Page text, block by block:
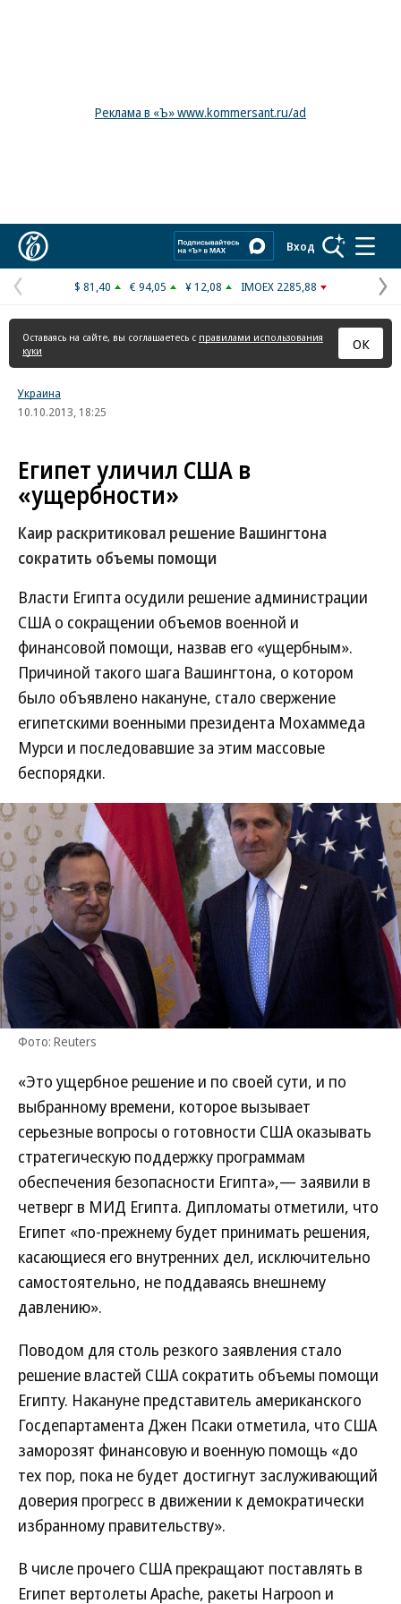
Реклама в «Ъ» www.kommersant.ru/ad
Вход
Предыдущая
страница
$ 81,40 € 94,05 ¥ 12,08 IMOEX 2285,88
Оставаясь на сайте, вы соглашаетесь с правилами использования
куки
ОК
Украина
10.10.2013, 18:25
Египет уличил США в
«ущербности»
Каир раскритиковал решение Вашингтона
сократить объемы помощи
Власти Египта осудили решение администрации
США о сокращении объемов военной и
финансовой помощи, назвав его «ущербным».
Причиной такого шага Вашингтона, о котором
было объявлено накануне, стало свержение
египетскими военными президента Мохаммеда
Мурси и последовавшие за этим массовые
беспорядки.
Фото: Reuters
«Это ущербное решение и по своей сути, и по
выбранному времени, которое вызывает
серьезные вопросы о готовности США оказывать
стратегическую поддержку программам
обеспечения безопасности Египта»,— заявили в
четверг в МИД Египта. Дипломаты отметили, что
Египет «по-прежнему будет принимать решения,
касающиеся его внутренних дел, исключительно
самостоятельно, не поддаваясь внешнему
давлению».
Поводом для столь резкого заявления стало
решение властей США сократить объемы помощи
Египту. Накануне представитель американского
Госдепартамента Джен Псаки отметила, что США
заморозят финансовую и военную помощь «до
тех пор, пока не будет достигнут заслуживающий
доверия прогресс в движении к демократически
избранному правительству».
В числе прочего США прекращают поставлять в
Египет вертолеты Apache, ракеты Harpoon и